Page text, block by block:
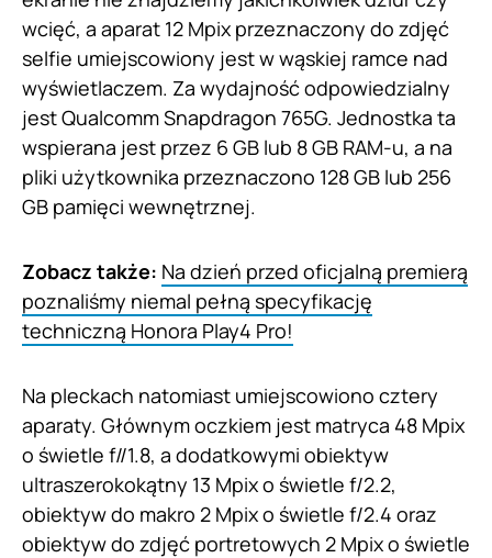
wcięć, a aparat 12 Mpix przeznaczony do zdjęć
selfie umiejscowiony jest w wąskiej ramce nad
wyświetlaczem. Za wydajność odpowiedzialny
jest Qualcomm Snapdragon 765G. Jednostka ta
wspierana jest przez 6 GB lub 8 GB RAM-u, a na
pliki użytkownika przeznaczono 128 GB lub 256
GB pamięci wewnętrznej.
Zobacz także: Na dzień przed oficjalną premierą
poznaliśmy niemal pełną specyfikację
techniczną Honora Play4 Pro!
Na pleckach natomiast umiejscowiono cztery
aparaty. Głównym oczkiem jest matryca 48 Mpix
o świetle f//1.8, a dodatkowymi obiektyw
ultraszerokokątny 13 Mpix o świetle f/2.2,
obiektyw do makro 2 Mpix o świetle f/2.4 oraz
obiektyw do zdjęć portretowych 2 Mpix o świetle